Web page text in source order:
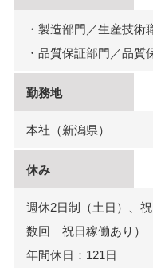
・製造部門／生産技術
・品質保証部門／品質
勤務地
本社（新潟県）
休み
週休2日制（土日）、
数回 祝日稼働あり）
年間休日：121日